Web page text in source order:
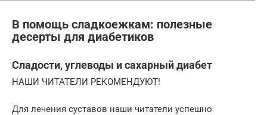
В помощь сладкоежкам: полезные
десерты для диабетиков
Сладости, углеводы и сахарный диабет
НАШИ ЧИТАТЕЛИ РЕКОМЕНДУЮТ!
Для лечения суставов наши читатели успешно